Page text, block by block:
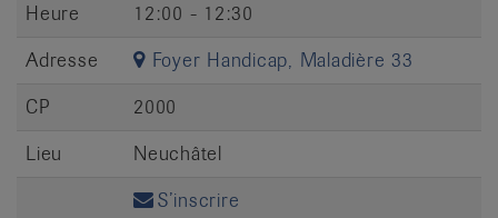
Heure
12:00 - 12:30
Adresse
Foyer Handicap, Maladière 33
CP
2000
Lieu
Neuchâtel
S’inscrire